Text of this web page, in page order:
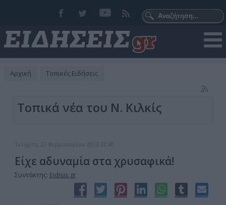
Αρχική Τοπικές Ειδήσεις
Τοπικά νέα του Ν. Κιλκίς
Τετάρτη, 22 Φεβρουαρίου 2012 22:40
Είχε αδυναμία στα χρυσαφικά!
Συντάκτης: Eidisis.gr